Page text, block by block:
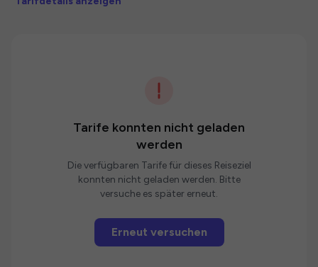
Tarife konnten nicht geladen
werden
Die verfügbaren Tarife für dieses Reiseziel
konnten nicht geladen werden. Bitte
versuche es später erneut.
Erneut versuchen